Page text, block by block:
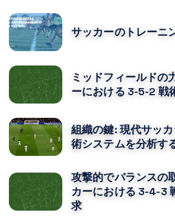
サッカーのトレーニ
ミッドフィールドの
ーにおける 3-5-2 戦
組織の鍵: 現代サッ
術システムを分析す
攻撃的でバランスの
カーにおける 3-4-3
求